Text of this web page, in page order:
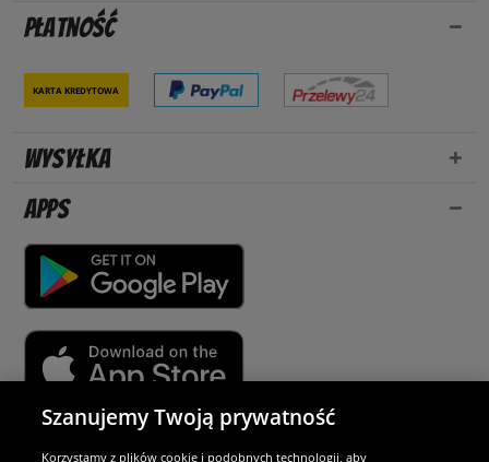
Płatność
Karta kredytowa
Wysyłka
Apps
Partnerzy i bezpieczeństwo
Szanujemy Twoją prywatność
Korzystamy z plików cookie i podobnych technologii, aby